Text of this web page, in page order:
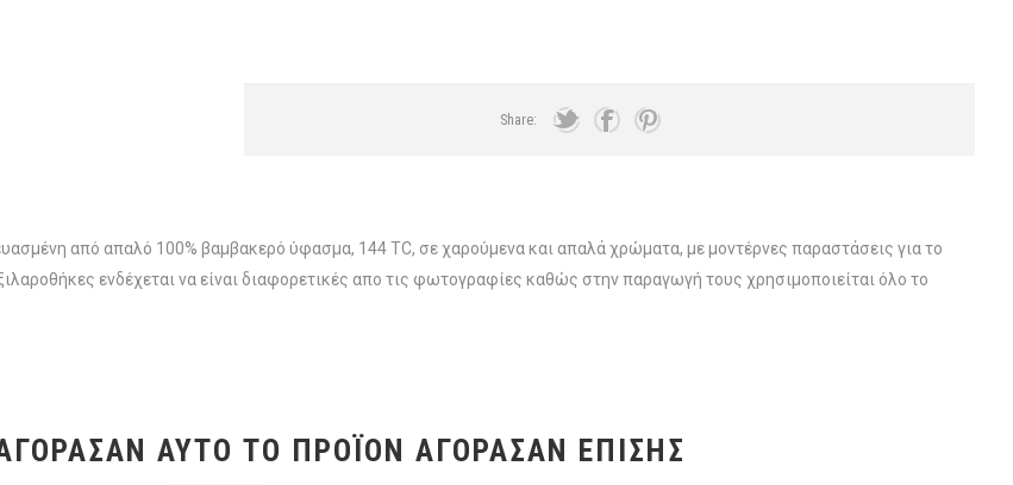
Share:
από απαλό 100% βαμβακερό ύφασμα, 144 TC, σε χαρούμενα και απαλά χρώματα, με μοντέρνες παραστάσεις για το
ενδέχεται να είναι διαφορετικές απο τις φωτογραφίες καθώς στην παραγωγή τους χρησιμοποιείται όλο το
ΑΥΤΌ ΤΟ ΠΡΟΪΌΝ ΑΓΌΡΑΣΑΝ ΕΠΊΣΗΣ